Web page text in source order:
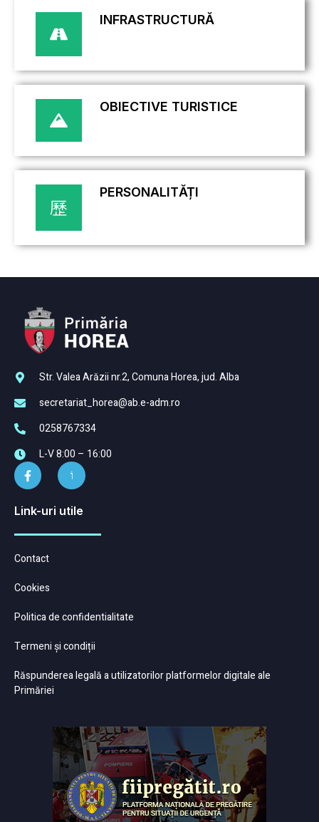
INFRASTRUCTURĂ
OBIECTIVE TURISTICE
PERSONALITĂȚI
Str. Valea Arăzii nr.2, Comuna Horea, jud. Alba
secretariat_horea@ab.e-adm.ro
0258767334
L-V 8:00 – 16:00
Link-uri utile
Contact
Cookies
Politica de confidentialitate
Termeni și condiții
Răspunderea legală a utilizatorilor platformelor digitale ale
Primăriei